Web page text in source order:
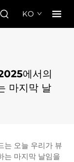
KO
에서의
마지막 날
는 오늘 우리가 뷰
는 마지막 날임을